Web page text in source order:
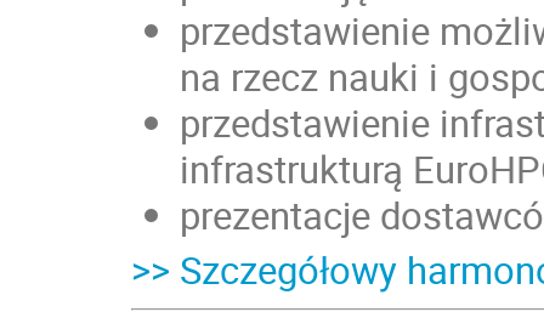
przedstawienie
na rzecz nauki i
przedstawienie
infrastrukturą
prezentacje
>> Szczegółowy